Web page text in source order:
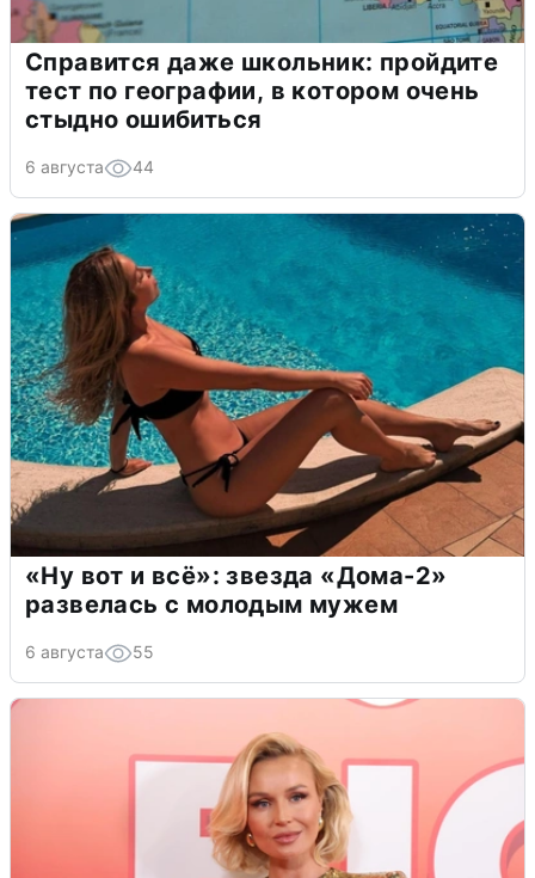
Справится даже школьник: пройдите
тест по географии, в котором очень
стыдно ошибиться
6 августа 44
«Ну вот и всё»: звезда «Дома-2»
развелась с молодым мужем
6 августа 55